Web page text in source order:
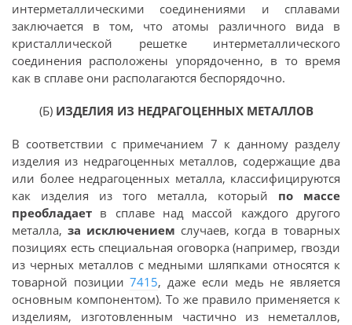
интерметаллическими соединениями и сплавами
заключается в том, что атомы различного вида в
кристаллической решетке интерметаллического
соединения расположены упорядоченно, в то время
как в сплаве они располагаются беспорядочно.
(Б) ИЗДЕЛИЯ ИЗ НЕДРАГОЦЕННЫХ МЕТАЛЛОВ
В соответствии с примечанием 7 к данному разделу
изделия из недрагоценных металлов, содержащие два
или более недрагоценных металла, классифицируются
как изделия из того металла, который по массе
преобладает в сплаве над массой каждого другого
металла, за исключением случаев, когда в товарных
позициях есть специальная оговорка (например, гвозди
из черных металлов с медными шляпками относятся к
товарной позиции7415, даже если медь не является
основным компонентом). То же правило применяется к
изделиям, изготовленным частично из неметаллов,